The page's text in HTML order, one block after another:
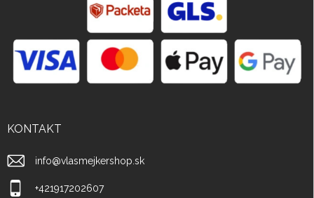
KONTAKT
info@vlasmejkershop.sk
+421917202607